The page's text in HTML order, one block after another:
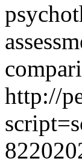
http://